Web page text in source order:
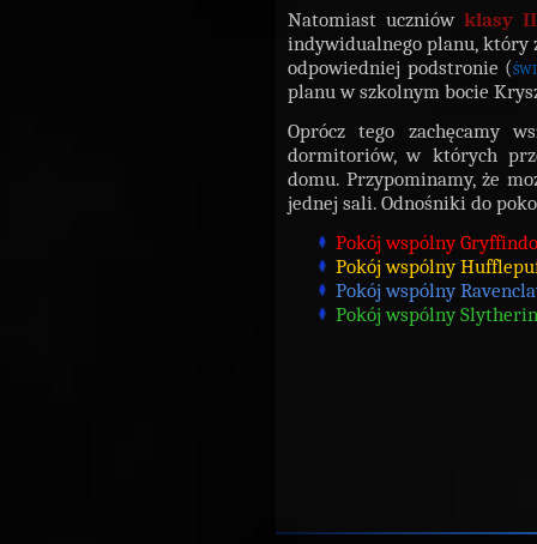
Natomiast uczniów klasy II
indywidualnego planu, który
odpowiedniej podstronie (
planu w szkolnym bocie
Oprócz tego zachęcamy
dormitoriów, w których
domu. Przypominamy, że
jednej sali. Odnośniki do
Pokój wspólny
Pokój wspólny
Pokój wspólny
Pokój wspólny